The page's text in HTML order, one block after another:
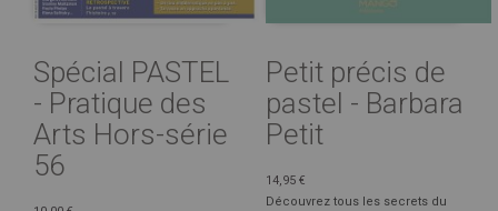
Spécial PASTEL
- Pratique des
Arts Hors-série
56
Petit précis de
pastel - Barbara
Petit
14,95 €
Découvrez tous les secrets du